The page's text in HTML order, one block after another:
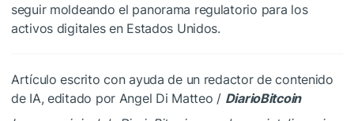
seguir moldeando el panorama regulatorio para los
activos digitales en Estados Unidos.
Artículo escrito con ayuda de un redactor de contenido
de IA, editado por Angel Di Matteo / DiarioBitcoin